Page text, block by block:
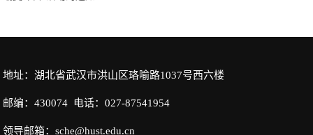
地址：湖北省武汉市洪山区珞喻路1037号西六楼
邮编：430074 电话：027-87541954
领导邮箱：sche@hust.edu.cn